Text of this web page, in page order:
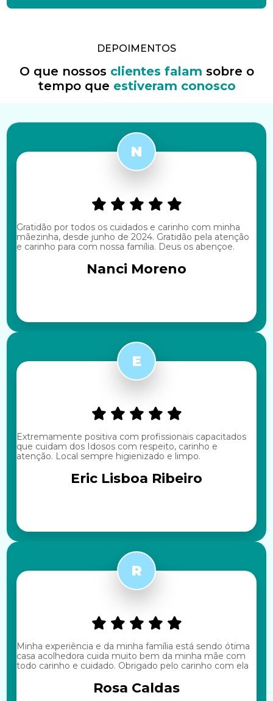
DEPOIMENTOS
O que nossos clientes falam sobre o
tempo que estiveram conosco
Gratidão por todos os cuidados e carinho com minha
mãezinha, desde junho de 2024. Gratidão pela atenção
e carinho para com nossa família. Deus os abençoe.
Nanci Moreno
Extremamente positiva com profissionais capacitados
que cuidam dos Idosos com respeito, carinho e
atenção. Local sempre higienizado e limpo.
Eric Lisboa Ribeiro
Minha experiência e da minha família está sendo ótima
casa acolhedora cuida muito bem da minha mãe com
todo carinho e cuidado. Obrigado pelo carinho com ela
Rosa Caldas